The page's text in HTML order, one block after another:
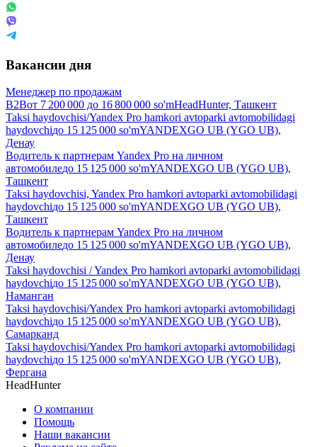
Вакансии дня
Менеджер по продажам
B2Bот 7 200 000 до 16 800 000 so'mHeadHunter, Ташкент
Taksi haydovchisi/Yandex Pro hamkori avtoparki avtomobilidagi
haydovchiдо 15 125 000 so'mYANDEXGO UB (YGO UB),
Денау
Водитель к партнерам Yandex Pro на личном
автомобиледо 15 125 000 so'mYANDEXGO UB (YGO UB),
Ташкент
Taksi haydovchisi, Yandex Pro hamkori avtoparki avtomobilidagi
haydovchiдо 15 125 000 so'mYANDEXGO UB (YGO UB),
Ташкент
Водитель к партнерам Yandex Pro на личном
автомобиледо 15 125 000 so'mYANDEXGO UB (YGO UB),
Денау
Taksi haydovchisi / Yandex Pro hamkori avtoparki avtomobilidagi
haydovchiдо 15 125 000 so'mYANDEXGO UB (YGO UB),
Наманган
Taksi haydovchisi/Yandex Pro hamkori avtoparki avtomobilidagi
haydovchiдо 15 125 000 so'mYANDEXGO UB (YGO UB),
Самарканд
Taksi haydovchisi/Yandex Pro hamkori avtoparki avtomobilidagi
haydovchiдо 15 125 000 so'mYANDEXGO UB (YGO UB),
Фергана
HeadHunter
О компании
Помощь
Наши вакансии